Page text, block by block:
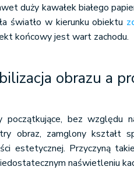
duży kawałek białego
światło w kierunku obiektu
końcowy jest wart zachodu.
obrazu a
początkujące, bez względu
obraz, zamglony kształt
estetycznej. Przyczyną
naświetleniu